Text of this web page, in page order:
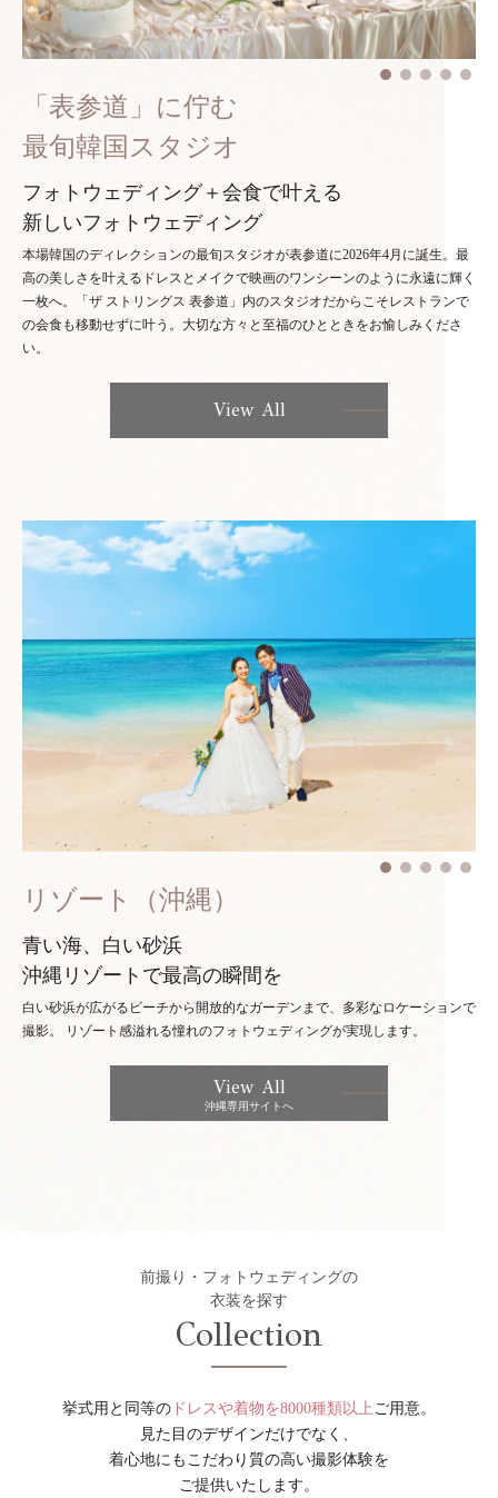
「表参道」に佇む
最旬韓国スタジオ
フォトウェディング＋会食で叶える
新しいフォトウェディング
本場韓国のディレクションの最旬スタジオが表参道に2026年4月に誕生。最
高の美しさを叶えるドレスとメイクで映画のワンシーンのように永遠に輝く
一枚へ。「ザ ストリングス 表参道」内のスタジオだからこそレストランで
の会食も移動せずに叶う。大切な方々と至福のひとときをお愉しみくださ
い。
View All
リゾート（沖縄）
青い海、白い砂浜
沖縄リゾートで最高の瞬間を
白い砂浜が広がるビーチから開放的なガーデンまで、多彩なロケーションで
撮影。
リゾート感溢れる憧れのフォトウェディングが実現します。
View All
沖縄専用サイトへ
前撮り・フォトウェディングの
衣装を探す
Collection
挙式用と同等の ドレスや着物を8000種類以上 ご用意。
見た目のデザインだけでなく、
着心地にもこだわり質の高い撮影体験を
ご提供いたします。